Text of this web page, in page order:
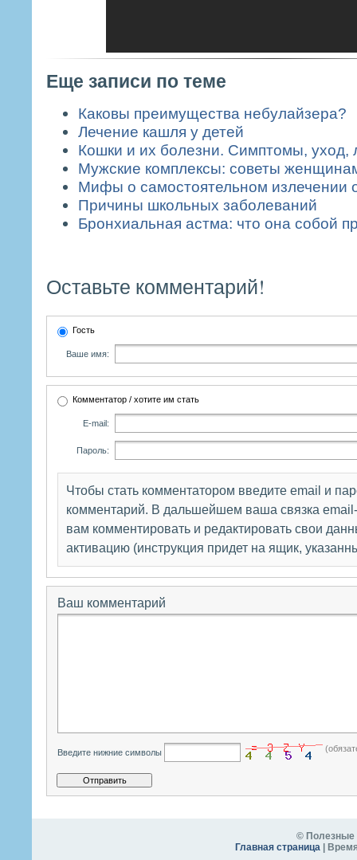
Еще записи по теме
Каковы преимущества небулайзера?
Лечение кашля у детей
Кошки и их болезни. Симптомы, уход,
Мужские комплексы: советы
Мифы о самостоятельном излечении
Причины школьных заболеваний
Бронхиальная астма: что она собой
Оставьте комментарий!
Гость
Ваше имя:
Комментатор / хотите им стать
E-mail:
Пароль:
Чтобы стать комментатором введите email и
комментарий. В дальшейшем ваша связка
вам комментировать и редактировать свои
активацию (инструкция придет на ящик,
Ваш комментарий
Введите нижние символы
© Полезные
Главная страница|